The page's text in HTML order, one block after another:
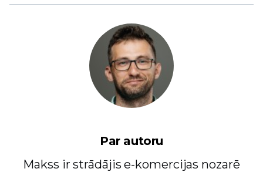
Par autoru
Makss ir strādājis e-komercijas nozarē